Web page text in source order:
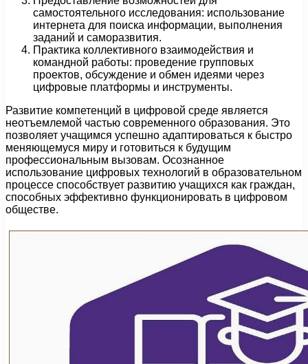
самостоятельного исследования: использование
интернета для поиска информации, выполнения
заданий и саморазвития.
Практика коллективного взаимодействия и
командной работы: проведение групповых
проектов, обсуждение и обмен идеями через
цифровые платформы и инструменты.
Развитие компетенций в цифровой среде является
неотъемлемой частью современного образования. Это
позволяет учащимся успешно адаптироваться к быстро
меняющемуся миру и готовиться к будущим
профессиональным вызовам. Осознанное
использование цифровых технологий в образовательном
процессе способствует развитию учащихся как граждан,
способных эффективно функционировать в цифровом
обществе.